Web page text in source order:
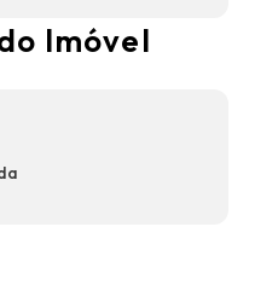
Imóvel